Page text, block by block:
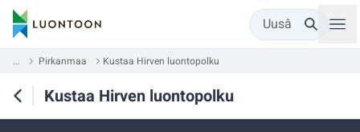
Uusâ
... Pirkanmaa Kustaa Hirven luontopolku
Kustaa Hirven luontopolku